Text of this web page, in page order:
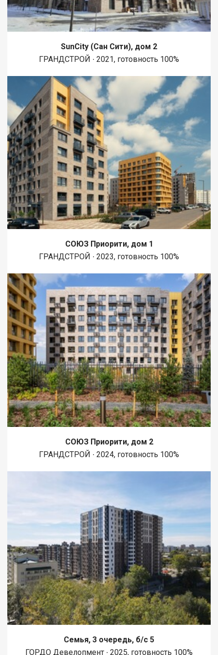
SunCity (Сан Сити), дом 2
ГРАНДСТРОЙ ∙ 2021, готовность 100%
СОЮЗ Приорити, дом 1
ГРАНДСТРОЙ ∙ 2023, готовность 100%
СОЮЗ Приорити, дом 2
ГРАНДСТРОЙ ∙ 2024, готовность 100%
Семья, 3 очередь, б/с 5
ГОРДО Девелопмент ∙ 2025, готовность 100%